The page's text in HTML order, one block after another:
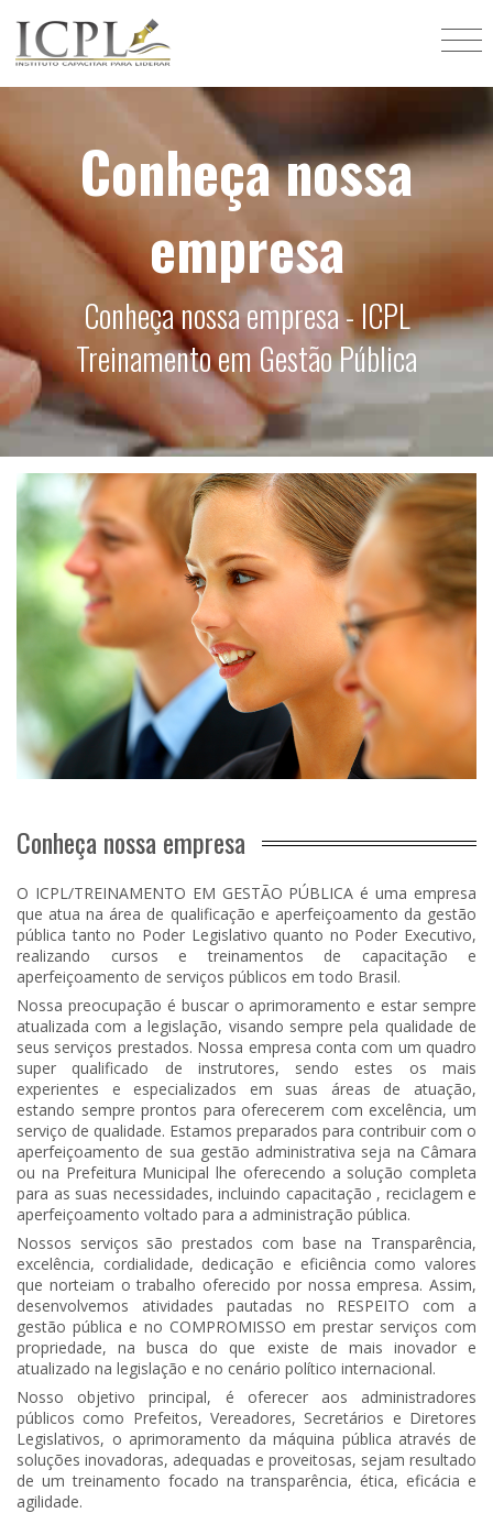
Conheça nossa
empresa
Conheça nossa empresa - ICPL
Treinamento em Gestão Pública
Conheça nossa empresa
O ICPL/TREINAMENTO EM GESTÃO PÚBLICA é uma empresa
que atua na área de qualificação e aperfeiçoamento da gestão
pública tanto no Poder Legislativo quanto no Poder Executivo,
realizando cursos e treinamentos de capacitação e
aperfeiçoamento de serviços públicos em todo Brasil.
Nossa preocupação é buscar o aprimoramento e estar sempre
atualizada com a legislação, visando sempre pela qualidade de
seus serviços prestados. Nossa empresa conta com um quadro
super qualificado de instrutores, sendo estes os mais
experientes e especializados em suas áreas de atuação,
estando sempre prontos para oferecerem com excelência, um
serviço de qualidade. Estamos preparados para contribuir com o
aperfeiçoamento de sua gestão administrativa seja na Câmara
ou na Prefeitura Municipal lhe oferecendo a solução completa
para as suas necessidades, incluindo capacitação , reciclagem e
aperfeiçoamento voltado para a administração pública.
Nossos serviços são prestados com base na Transparência,
excelência, cordialidade, dedicação e eficiência como valores
que norteiam o trabalho oferecido por nossa empresa. Assim,
desenvolvemos atividades pautadas no RESPEITO com a
gestão pública e no COMPROMISSO em prestar serviços com
propriedade, na busca do que existe de mais inovador e
atualizado na legislação e no cenário político internacional.
Nosso objetivo principal, é oferecer aos administradores
públicos como Prefeitos, Vereadores, Secretários e Diretores
Legislativos, o aprimoramento da máquina pública através de
soluções inovadoras, adequadas e proveitosas, sejam resultado
de um treinamento focado na transparência, ética, eficácia e
agilidade.